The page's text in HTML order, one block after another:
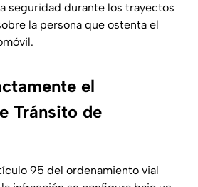
seguridad durante los trayectos
la persona que ostenta el
el
Tránsito de
95 del ordenamiento vial